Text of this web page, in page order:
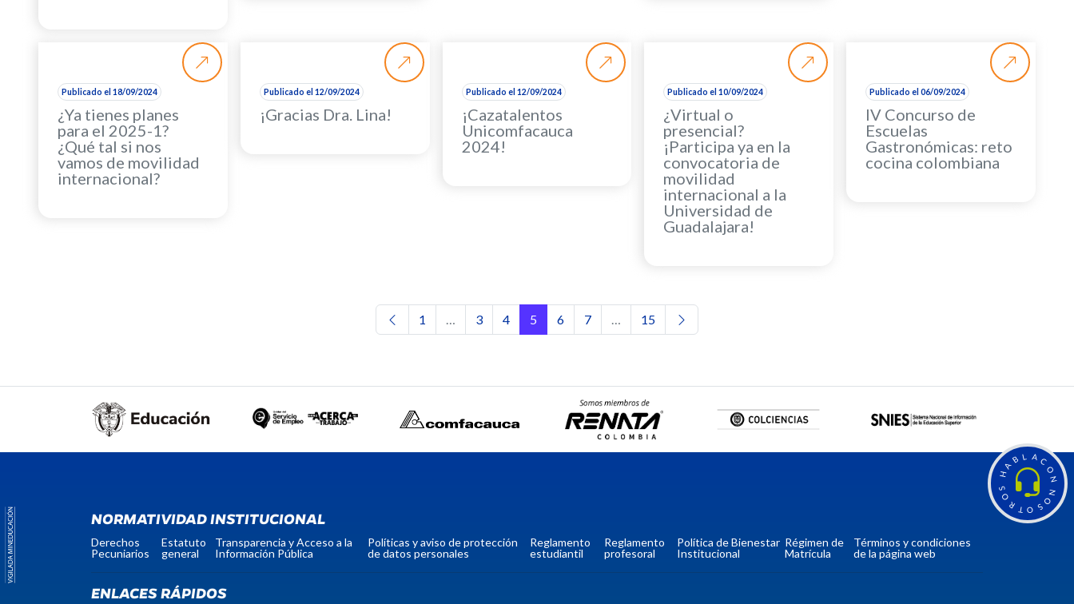
H
A
B L A C
O
N
N
O
S
O
T
R
O
S
Publicado el 18/09/2024
¿Ya tienes planes
para el 2025-1?
¿Qué tal si nos
vamos de movilidad
internacional?
Publicado el 12/09/2024
¡Gracias Dra. Lina!
Publicado el 12/09/2024
¡Cazatalentos
Unicomfacauca
2024!
Publicado el 10/09/2024
¿Virtual o
presencial?
¡Participa ya en la
convocatoria de
movilidad
internacional a la
Universidad de
Guadalajara!
Publicado el 06/09/2024
IV Concurso de
Escuelas
Gastronómicas: reto
cocina colombiana
Navegación de entradas
1 … 3 4 5 6 7 … 15
NORMATIVIDAD INSTITUCIONAL
Derechos
Pecuniarios
Estatuto
general
Transparencia y Acceso a la
Información Pública
Políticas y aviso de protección
de datos personales
Reglamento
estudiantil
Reglamento
profesoral
Política de Bienestar
Institucional
Régimen de
Matrícula
Términos y condiciones
de la página web
ENLACES RÁPIDOS